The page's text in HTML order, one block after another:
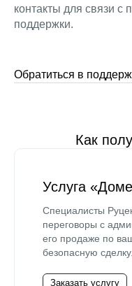
контакты для связи
поддержки.
Обратиться в
Как
Услуга
Специалисты
переговоры с
его продаже по
безопасную сделку.
Заказать услугу